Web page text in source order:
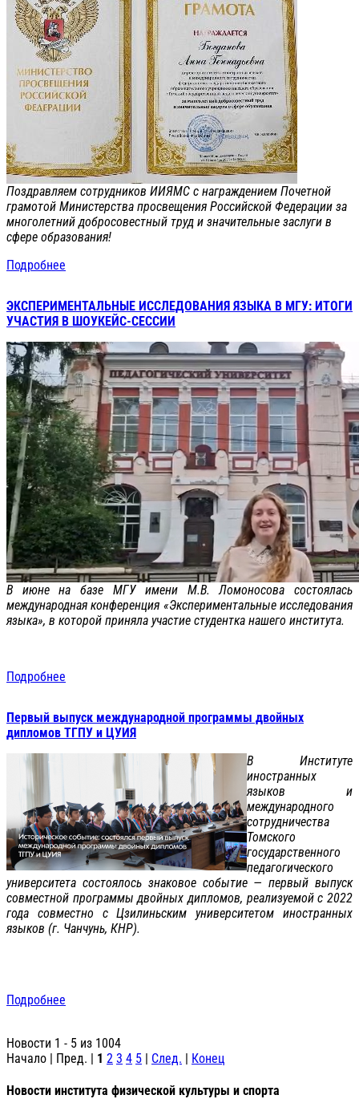
Поздравляем сотрудников ИИЯМС с награждением Почетной
грамотой Министерства просвещения Российской Федерации за
многолетний добросовестный труд и значительные заслуги в
сфере образования!
Подробнее
ЭКСПЕРИМЕНТАЛЬНЫЕ ИССЛЕДОВАНИЯ ЯЗЫКА В МГУ: ИТОГИ
УЧАСТИЯ В ШОУКЕЙС-СЕССИИ
В июне на базе МГУ имени М.В. Ломоносова состоялась
международная конференция «Экспериментальные исследования
языка», в которой приняла участие студентка нашего института.
Подробнее
Первый выпуск международной программы двойных
дипломов ТГПУ и ЦУИЯ
В Институте
иностранных
языков и
международного
сотрудничества
Томского
государственного
педагогического
университета состоялось знаковое событие — первый выпуск
совместной программы двойных дипломов, реализуемой с 2022
года совместно с Цзилиньским университетом иностранных
языков (г. Чанчунь, КНР).
Подробнее
Новости 1 - 5 из 1004
Начало | Пред. | 1 2 3 4 5 | След. | Конец
Новости института физической культуры и спорта